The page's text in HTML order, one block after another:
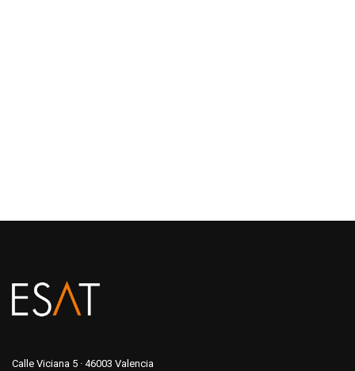
Calle Viciana 5 · 46003 Valencia